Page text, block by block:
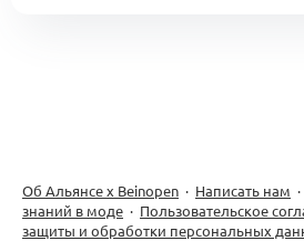
Об Альянсе х Beinopen · Написать нам ·
знаний в моде · Пользовательское
защиты и обработки персональных